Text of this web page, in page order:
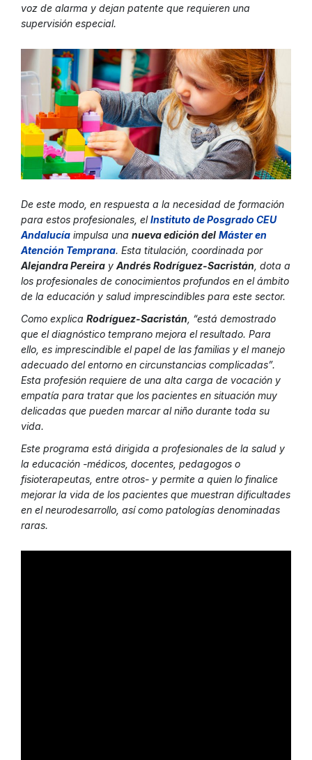
voz de alarma y dejan patente que requieren una
supervisión especial.
De este modo, en respuesta a la necesidad de formación
para estos profesionales, elInstituto de Posgrado CEU
Andalucía impulsa una nueva edición del Máster en
Atención Temprana. Esta titulación, coordinada por
Alejandra Pereira y Andrés Rodríguez-Sacristán , dota a
los profesionales de conocimientos profundos en el ámbito
de la educación y salud imprescindibles para este sector.
Como explica Rodríguez-Sacristán , “está demostrado
que el diagnóstico temprano mejora el resultado. Para
ello, es imprescindible el papel de las familias y el manejo
adecuado del entorno en circunstancias complicadas”.
Esta profesión requiere de una alta carga de vocación y
empatía para tratar que los pacientes en situación muy
delicadas que pueden marcar al niño durante toda su
vida.
Este programa está dirigida a profesionales de la salud y
la educación -médicos, docentes, pedagogos o
fisioterapeutas, entre otros- y permite a quien lo finalice
mejorar la vida de los pacientes que muestran dificultades
en el neurodesarrollo, así como patologías denominadas
raras.